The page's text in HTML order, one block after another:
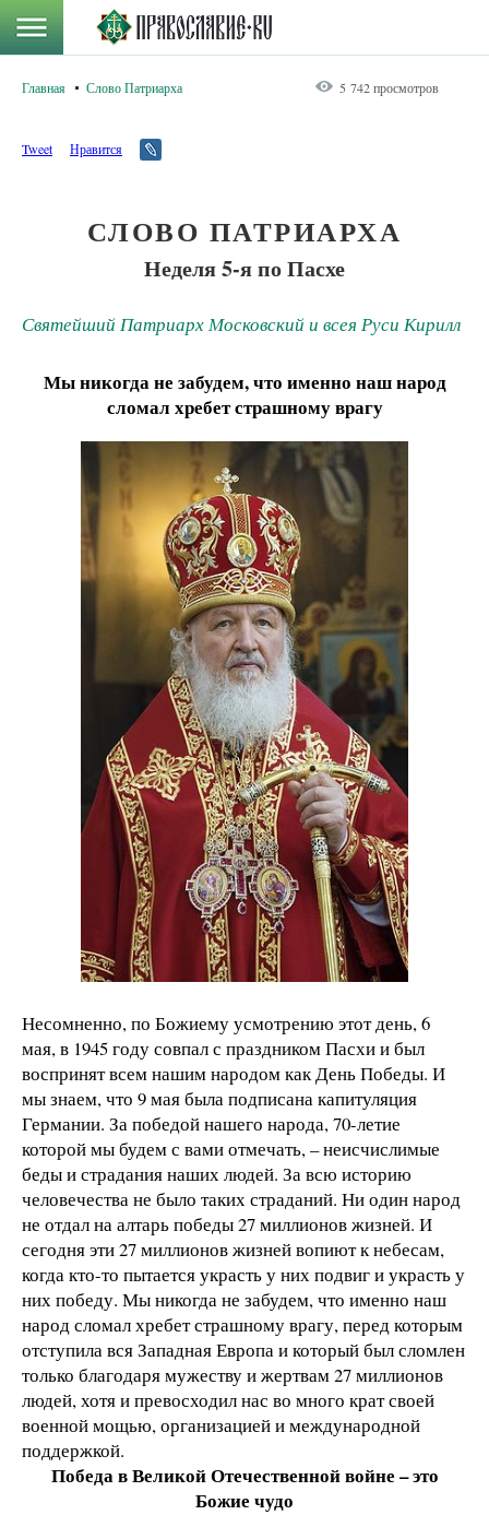
Главная Слово Патриарха 5 742 просмотров
Tweet Нравится
СЛОВО ПАТРИАРХА
Неделя 5-я по Пасхе
Святейший Патриарх Московский и всея Руси Кирилл
Мы никогда не забудем, что именно наш народ
сломал хребет страшному врагу
Несомненно, по Божиему усмотрению этот день, 6
мая, в 1945 году совпал с праздником Пасхи и был
воспринят всем нашим народом как День Победы. И
мы знаем, что 9 мая была подписана капитуляция
Германии. За победой нашего народа, 70-летие
которой мы будем с вами отмечать, – неисчислимые
беды и страдания наших людей. За всю историю
человечества не было таких страданий. Ни один народ
не отдал на алтарь победы 27 миллионов жизней. И
сегодня эти 27 миллионов жизней вопиют к небесам,
когда кто-то пытается украсть у них подвиг и украсть у
них победу. Мы никогда не забудем, что именно наш
народ сломал хребет страшному врагу, перед которым
отступила вся Западная Европа и который был сломлен
только благодаря мужеству и жертвам 27 миллионов
людей, хотя и превосходил нас во много крат своей
военной мощью, организацией и международной
поддержкой.
Победа в Великой Отечественной войне – это
Божие чудо